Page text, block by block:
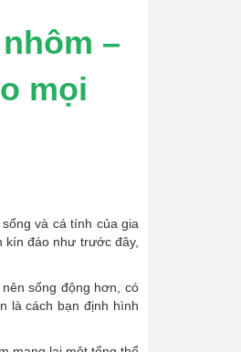
–
mọi
và cá tính của gia
đáo như trước đây,
sống động hơn, có
là cách bạn định hình